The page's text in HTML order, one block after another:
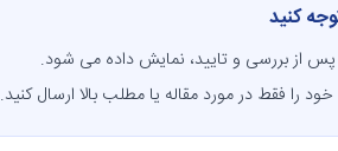
کنید
از بررسی و تایید، نمایش داده می شود.
را فقط در مورد مقاله یا مطلب بالا ارسال کنید.